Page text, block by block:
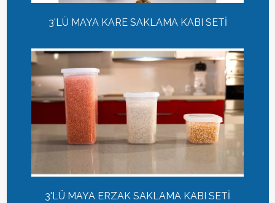
3'LÜ MAYA KARE SAKLAMA KABI SETİ
3'LÜ MAYA ERZAK SAKLAMA KABI SETİ